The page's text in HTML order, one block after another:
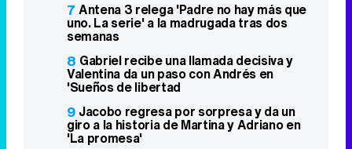
7 Antena 3 relega 'Padre no hay más que
uno. La serie' a la madrugada tras dos
semanas
8 Gabriel recibe una llamada decisiva y
Valentina da un paso con Andrés en
'Sueños de libertad
9 Jacobo regresa por sorpresa y da un
giro a la historia de Martina y Adriano en
'La promesa'